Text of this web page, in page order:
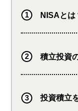
NISAとは
積立投資
投資積立